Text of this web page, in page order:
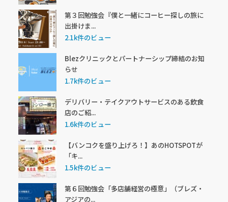
第３回勉強会『僕と一緒にコーヒー探しの旅に
出掛けま...
2.1k件のビュー
Blezクリニックとパートナーシップ締結のお知
らせ
1.7k件のビュー
デリバリー・テイクアウトサービスのある飲食
店のご紹...
1.6k件のビュー
【バンコクを盛り上げろ！】あのHOTSPOTが
「キ...
1.5k件のビュー
第６回勉強会「多店舗経営の極意」（ブレズ・
アジアの...